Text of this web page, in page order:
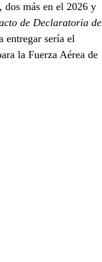
dos más en el 2026 y
de Declaratoria de
entregar sería el
la Fuerza Aérea de